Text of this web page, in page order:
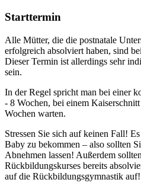
Starttermin
Alle Mütter, die die postnatale
erfolgreich absolviert haben, sind
Dieser Termin ist allerdings sehr
sein.
In der Regel spricht man bei einer
- 8 Wochen, bei einem
Wochen warten.
Stressen Sie sich auf keinen Fall!
Baby zu bekommen – also sollten
Abnehmen lassen! Außerdem
Rückbildungskurses bereits
auf die Rückbildungsgymnastik auf!